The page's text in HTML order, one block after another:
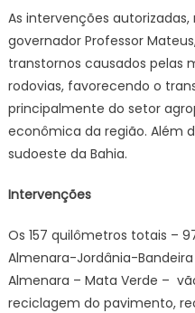
As intervenções
governador Professor
transtornos causados pelas
rodovias, favorecendo o
principalmente do setor
econômica da região. Além
sudoeste da Bahia.
Intervenções
Os 157 quilômetros totais –
Almenara-Jordânia-
Almenara – Mata Verde –
reciclagem do pavimento,